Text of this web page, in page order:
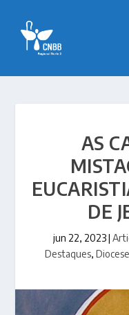
AS
DE
jun 22, 2023|
Destaques,